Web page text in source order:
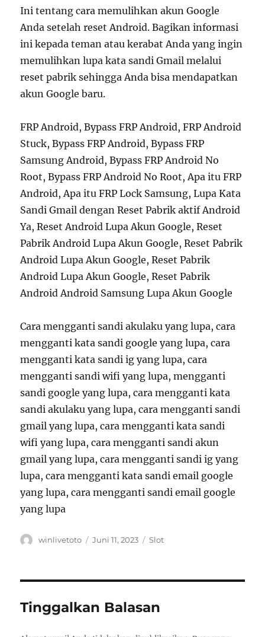
Ini tentang cara memulihkan akun Google
Anda setelah reset Android. Bagikan informasi
ini kepada teman atau kerabat Anda yang ingin
memulihkan lupa kata sandi Gmail melalui
reset pabrik sehingga Anda bisa mendapatkan
akun Google baru.
FRP Android, Bypass FRP Android, FRP Android
Stuck, Bypass FRP Android, Bypass FRP
Samsung Android, Bypass FRP Android No
Root, Bypass FRP Android No Root, Apa itu FRP
Android, Apa itu FRP Lock Samsung, Lupa Kata
Sandi Gmail dengan Reset Pabrik aktif Android
Ya, Reset Android Lupa Akun Google, Reset
Pabrik Android Lupa Akun Google, Reset Pabrik
Android Lupa Akun Google, Reset Pabrik
Android Lupa Akun Google, Reset Pabrik
Android Android Samsung Lupa Akun Google
Cara mengganti sandi akulaku yang lupa, cara
mengganti kata sandi google yang lupa, cara
mengganti kata sandi ig yang lupa, cara
mengganti sandi wifi yang lupa, mengganti
sandi google yang lupa, cara mengganti kata
sandi akulaku yang lupa, cara mengganti sandi
gmail yang lupa, cara mengganti kata sandi
wifi yang lupa, cara mengganti sandi akun
gmail yang lupa, cara mengganti sandi ig yang
lupa, cara mengganti kata sandi email google
yang lupa, cara mengganti sandi email google
yang lupa
Author
winlivetoto
Posted
Juni 11, 2023 Categories
Slot
Tinggalkan Balasan